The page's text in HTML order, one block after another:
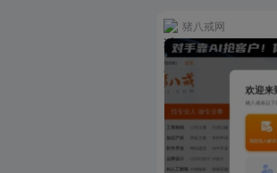
猪八戒网